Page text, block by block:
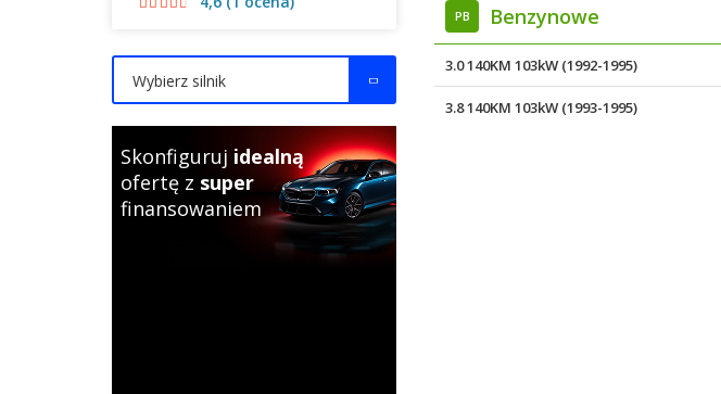
PB Benzynowe
3.0 140KM 103kW (1992-1995)
3.8 140KM 103kW (1993-1995)
Wybierz silnik
Skonfiguruj idealną
ofertę z super
finansowaniem